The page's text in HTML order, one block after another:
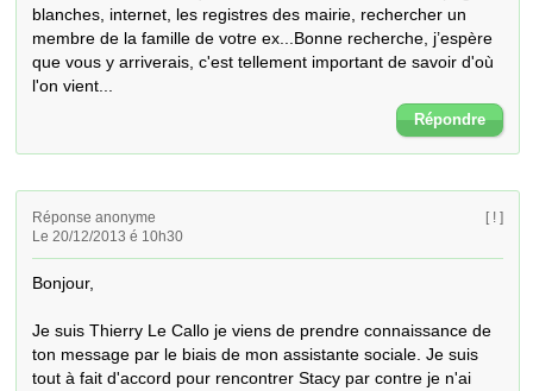
blanches, internet, les registres des mairie, rechercher un
membre de la famille de votre ex...Bonne recherche, j’espère
que vous y arriverais, c'est tellement important de savoir d'où
l'on vient...
Répondre
Réponse anonyme
Le 20/12/2013 é 10h30
[ ! ]
Bonjour,
Je suis Thierry Le Callo je viens de prendre connaissance de
ton message par le biais de mon assistante sociale. Je suis
tout à fait d'accord pour rencontrer Stacy par contre je n'ai